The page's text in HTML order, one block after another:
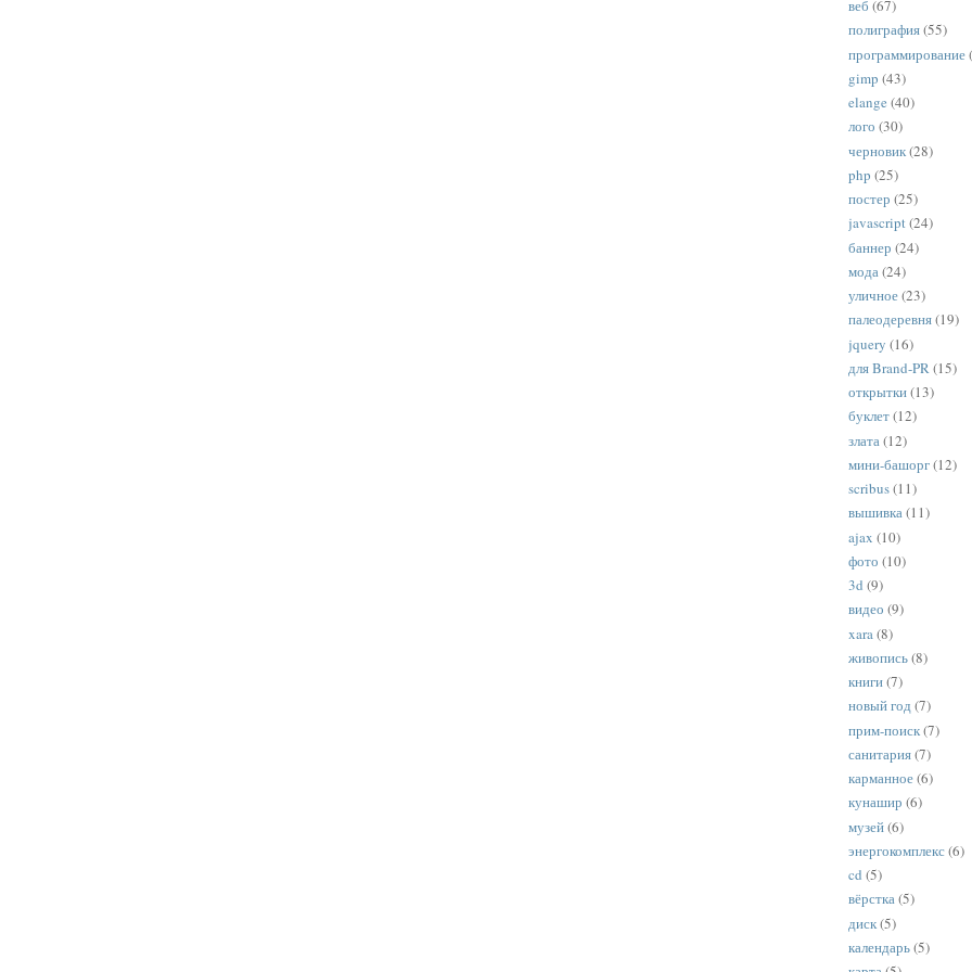
веб (67)
полиграфия(55)
программирование
gimp (43)
elange (40)
лого (30)
черновик(28)
php (25)
постер (25)
javascript(24)
баннер (24)
мода(24)
уличное(23)
палеодеревня(19)
jquery (16)
для Brand-PR(15)
открытки(13)
буклет(12)
злата(12)
мини-башорг(12)
scribus(11)
вышивка(11)
ajax (10)
фото (10)
3d (9)
видео (9)
xara(8)
живопись(8)
книги(7)
новый год (7)
прим-поиск(7)
санитария(7)
карманное(6)
кунашир (6)
музей(6)
энергокомплекс(6)
cd (5)
вёрстка(5)
диск(5)
календарь(5)